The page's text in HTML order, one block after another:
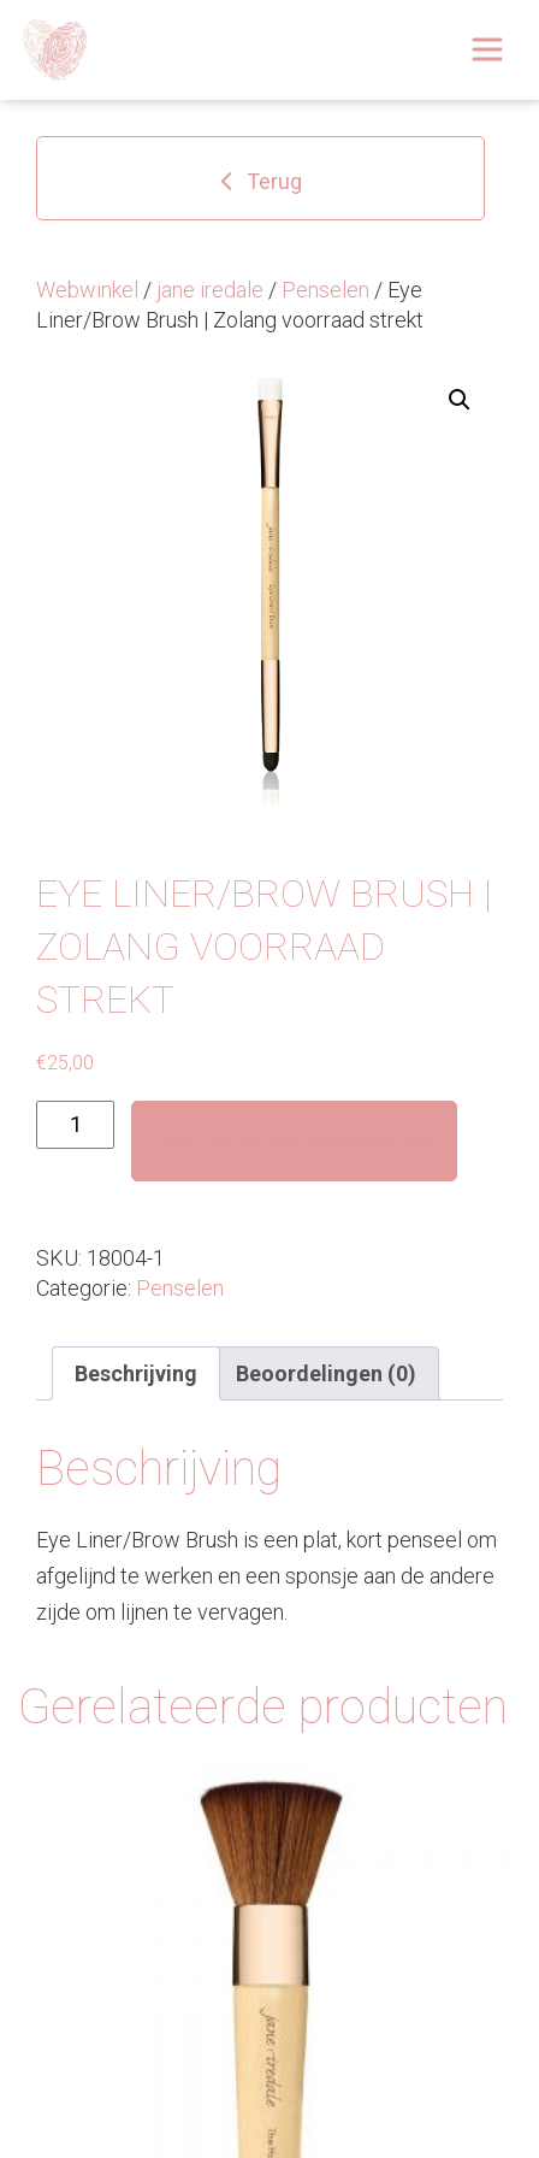
Over
Huidoplossingen
Tarieven 2026
Blog
Webshop
Afspraak
Contact
Terug
Webwinkel / jane iredale / Penselen / Eye
Liner/Brow Brush | Zolang voorraad strekt
EYE LINER/BROW BRUSH |
ZOLANG VOORRAAD
STREKT
€25,00
Liner/Brow
voorraad
strekt
SKU: 18004-1
Categorie: Penselen
Beschrijving Beoordelingen (0)
Beschrijving
Eye Liner/Brow Brush is een plat, kort penseel om
afgelijnd te werken en een sponsje aan de andere
zijde om lijnen te vervagen.
Gerelateerde producten